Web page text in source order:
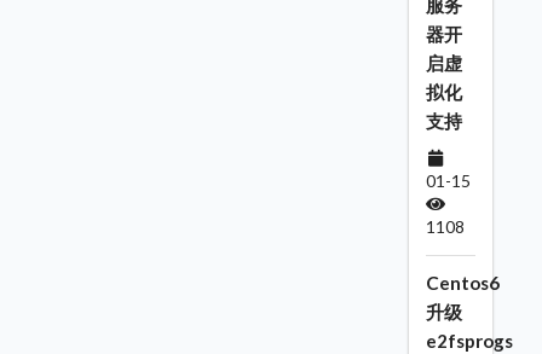
服务
器开
启虚
拟化
支持
01-15
1108
Centos6
升级
e2fsprogs